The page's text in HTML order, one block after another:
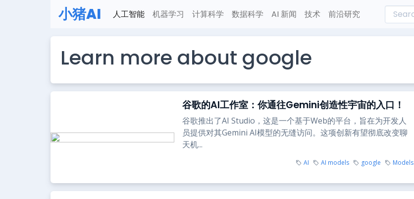
小猪AI 人工智能 机器学习 计算科学 数据科学 AI 新闻 技术 前沿研究
Learn more about google
谷歌的AI工作室：你通往Gemini创造性宇宙的入口！
谷歌推出了AI Studio，这是一个基于Web的平台，旨在为开发人
员提供对其Gemini AI模型的无缝访问。这项创新有望彻底改变聊
天机...
AI AI models google Models